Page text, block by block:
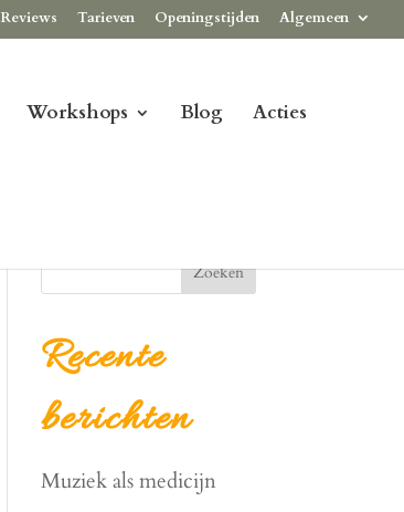
Reviews Tarieven Openingstijden Algemeen
Workshops Blog Acties
Zoeken
Recente
berichten
Muziek als medicijn